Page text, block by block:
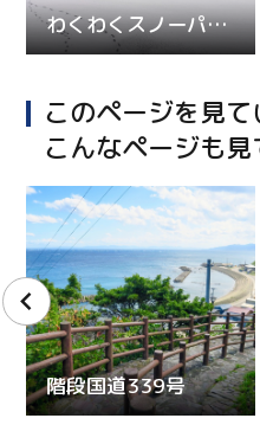
わくわくスノーパーク
このページを見て
こんなページも
階段国道339号